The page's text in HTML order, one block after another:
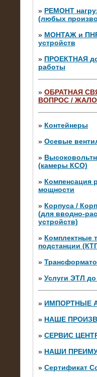
» РЕМОНТ
(любых
» МОНТАЖ и
устройств
» ПРОЕКТНАЯ
работы
» ОБРАТНАЯ
ВОПРОС /
» Контейнеры
» Осевые
»
(камеры КСО)
» Компенсация
мощности
» Корпуса /
(для вводно-
устройств)
» Комплектные
подстанции
»
» Услуги ЭТЛ до
» ИМПОРТНЫЕ
» НАШЕ
» СЕРВИС
» НАШИ
» Сертификат
10.04.2015
Аренда
10 кВ
28.02.2015
Нагрузочные
штуки)